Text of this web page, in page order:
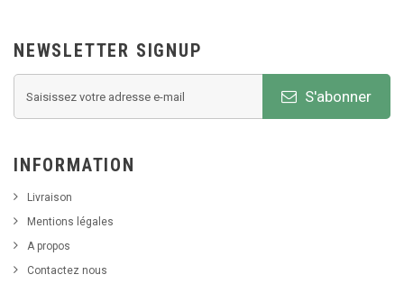
NEWSLETTER SIGNUP
S'abonner
INFORMATION
Livraison
Mentions légales
A propos
Contactez nous